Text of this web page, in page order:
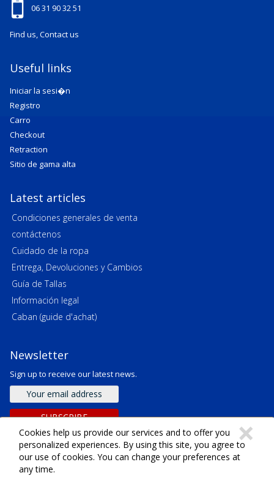
06 31 90 32 51
Find us, Contact us
Useful links
Iniciar la sesi�n
Registro
Carro
Checkout
Retraction
Sitio de gama alta
Latest articles
Condiciones generales de venta
contáctenos
Cuidado de la ropa
Entrega, Devoluciones y Cambios
Guía de Tallas
Información legal
Caban (guide d'achat)
Newsletter
Sign up to receive our latest news.
Email
address
SUBSCRIBE
Derechos de autor ©
×
Cookies help us provide our services and to offer you
personalized experiences. By using this site, you agree to
our use of cookies. You can change your preferences at
any time.